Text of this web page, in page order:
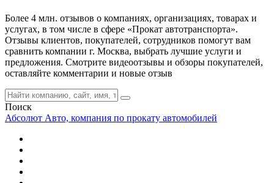
Более 4 млн. отзывов о компаниях, организациях, товарах и
услугах, в том числе в сфере «Прокат автотранспорта».
Отзывы клиентов, покупателей, сотрудников помогут вам
сравнить компании г. Москва, выбрать лучшие услуги и
предложения. Смотрите видеоотзывы и обзоры покупателей,
оставляйте комментарии и новые отзыв
Поиск
Абсолют Авто, компания по прокату автомобилей